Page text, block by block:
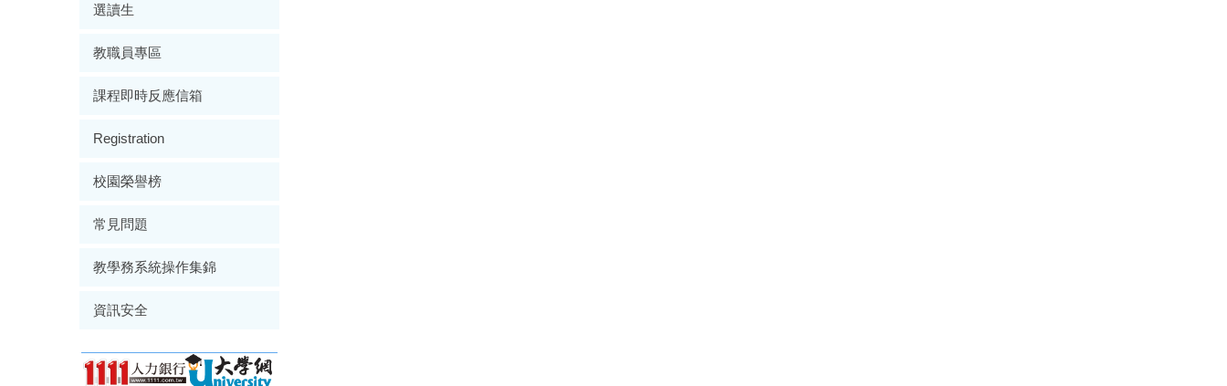
選讀生
教職員專區
課程即時反應信箱
Registration
校園榮譽榜
常見問題
教學務系統操作集錦
資訊安全